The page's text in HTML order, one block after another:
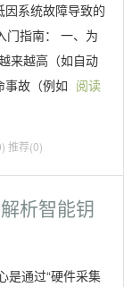
系统故障导致的
门指南： 一、为
来越高（如自动
事故（例如 阅读
推荐(0)
析智能钥
是通过“硬件采集